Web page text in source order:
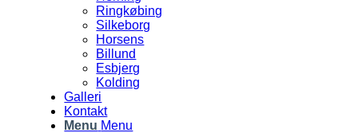
Ringkøbing
Silkeborg
Horsens
Billund
Esbjerg
Kolding
Galleri
Kontakt
Menu Menu